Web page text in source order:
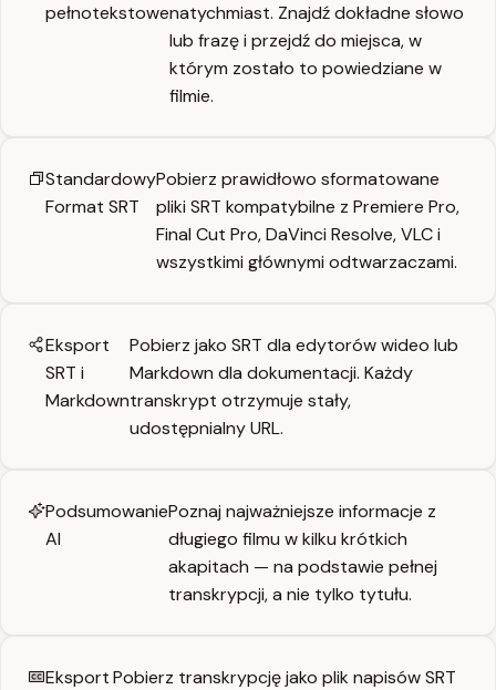
pełnotekstowenatychmiast. Znajdź dokładne słowo
lub frazę i przejdź do miejsca, w
którym zostało to powiedziane w
filmie.
Standardowy
Format SRT
Pobierz prawidłowo sformatowane
pliki SRT kompatybilne z Premiere Pro,
Final Cut Pro, DaVinci Resolve, VLC i
wszystkimi głównymi odtwarzaczami.
Eksport
SRT i
Markdown
Pobierz jako SRT dla edytorów wideo lub
Markdown dla dokumentacji. Każdy
transkrypt otrzymuje stały,
udostępnialny URL.
Podsumowanie
AI
Poznaj najważniejsze informacje z
długiego filmu w kilku krótkich
akapitach — na podstawie pełnej
transkrypcji, a nie tylko tytułu.
EksportPobierz transkrypcję jako plik napisów SRT